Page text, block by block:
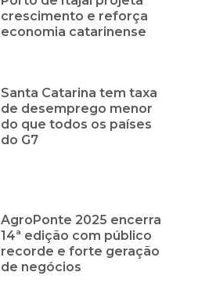
crescimento e reforça
economia catarinense
Santa Catarina tem taxa
de desemprego menor
do que todos os países
do G7
AgroPonte 2025 encerra
14ª edição com público
recorde e forte geração
de negócios